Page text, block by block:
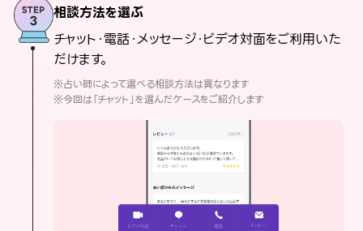
相談方法を選ぶ
チャット・電話・メッセージ・ビデオ対面をご利用いた
だけます。
※占い師によって選べる相談方法は異なります
※今回は「チャット」を選んだケースをご紹介します